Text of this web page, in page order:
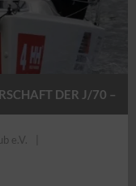
DER J/70 –
e.V.